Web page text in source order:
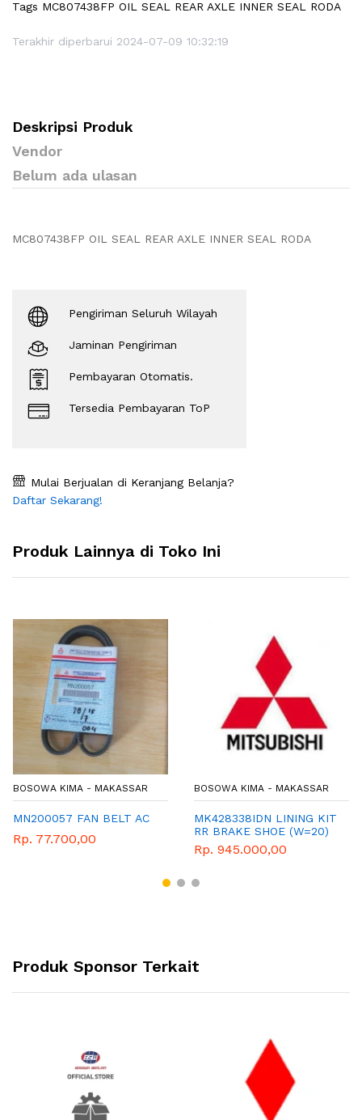
Tags MC807438FP OIL SEAL REAR AXLE INNER SEAL RODA
Terakhir diperbarui 2024-07-09 10:32:19
Deskripsi Produk
Vendor
Belum ada ulasan
MC807438FP OIL SEAL REAR AXLE INNER SEAL RODA
Pengiriman Seluruh Wilayah
Jaminan Pengiriman
Pembayaran Otomatis.
Tersedia Pembayaran ToP
Mulai Berjualan di Keranjang Belanja?
Daftar Sekarang!
Produk Lainnya di Toko Ini
BOSOWA KIMA - MAKASSAR
MN200057 FAN BELT AC
Rp. 77.700,00
BOSOWA KIMA - MAKASSAR
MK428338IDN LINING KIT
RR BRAKE SHOE (W=20)
Rp. 945.000,00
Produk Sponsor Terkait